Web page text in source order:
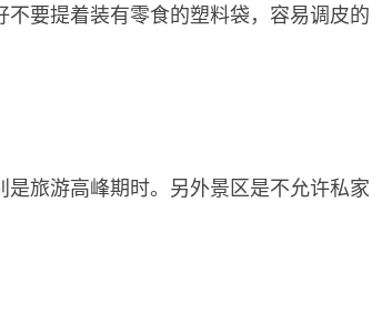
要提着装有零食的塑料袋，容易调皮的
旅游高峰期时。另外景区是不允许私家